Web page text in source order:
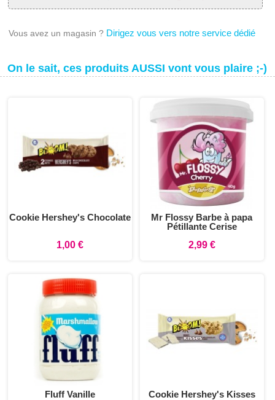
Vous avez un magasin ? Dirigez vous vers notre service dédié
On le sait, ces produits AUSSI vont vous plaire ;-)
Cookie Hershey's Chocolate
1,00 €
Mr Flossy Barbe à papa
Pétillante Cerise
2,99 €
Fluff Vanille Cookie Hershey's Kisses